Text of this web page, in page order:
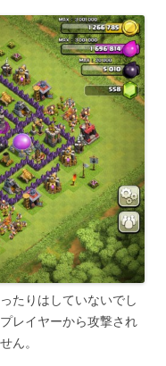
たりはしていないでし
レイヤーから攻撃され
ん。